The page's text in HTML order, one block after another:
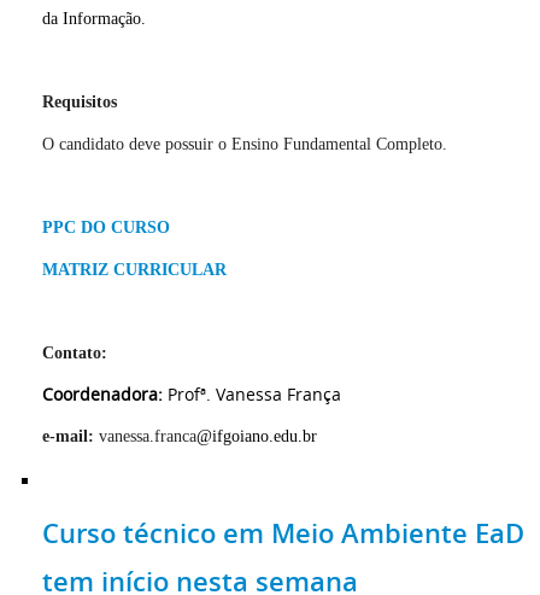
da Informação.
Requisitos
O candidato deve possuir o Ensino Fundamental Completo.
PPC DO CURSO
MATRIZ CURRICULAR
Contato:
Coordenadora: Profª. Vanessa França
e-mail: vanessa.franca@ifgoiano.edu.br
Curso técnico em Meio Ambiente EaD
tem início nesta semana